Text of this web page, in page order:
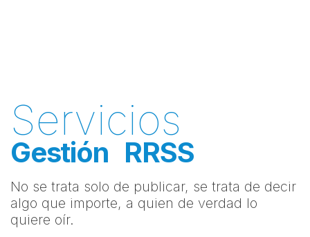
Servicios
Gestión RRSS
No se trata solo de publicar, se trata de decir
algo que importe, a quien de verdad lo
quiere oír.